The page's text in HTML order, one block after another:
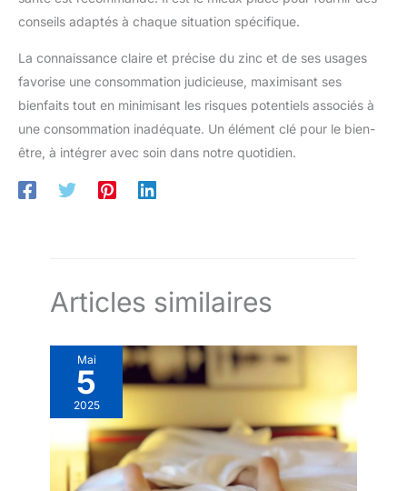
conseils adaptés à chaque situation spécifique.
La connaissance claire et précise du zinc et de ses usages
favorise une consommation judicieuse, maximisant ses
bienfaits tout en minimisant les risques potentiels associés à
une consommation inadéquate. Un élément clé pour le bien-
être, à intégrer avec soin dans notre quotidien.
Articles similaires
Mai
5
2025